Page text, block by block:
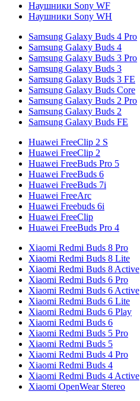
Наушники Sony WF
Наушники Sony WH
Samsung Galaxy Buds 4 Pro
Samsung Galaxy Buds 4
Samsung Galaxy Buds 3 Pro
Samsung Galaxy Buds 3
Samsung Galaxy Buds 3 FE
Samsung Galaxy Buds Core
Samsung Galaxy Buds 2 Pro
Samsung Galaxy Buds 2
Samsung Galaxy Buds FE
Huawei FreeClip 2 S
Huawei FreeClip 2
Huawei FreeBuds Pro 5
Huawei FreeBuds 6
Huawei FreeBuds 7i
Huawei FreeArc
Huawei Freebuds 6i
Huawei FreeClip
Huawei FreeBuds Pro 4
Xiaomi Redmi Buds 8 Pro
Xiaomi Redmi Buds 8 Lite
Xiaomi Redmi Buds 8 Active
Xiaomi Redmi Buds 6 Pro
Xiaomi Redmi Buds 6 Active
Xiaomi Redmi Buds 6 Lite
Xiaomi Redmi Buds 6 Play
Xiaomi Redmi Buds 6
Xiaomi Redmi Buds 5 Pro
Xiaomi Redmi Buds 5
Xiaomi Redmi Buds 4 Pro
Xiaomi Redmi Buds 4
Xiaomi Redmi Buds 4 Active
Xiaomi OpenWear Stereo